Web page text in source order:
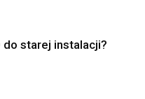
do starej instalacji?